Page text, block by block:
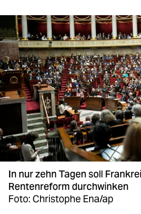
sport
berlin
nord
wahrheit
verlag
verlag
veranstaltungen
In nur zehn Tagen soll
Rentenreform durchwinken
Foto: Christophe Ena/ap